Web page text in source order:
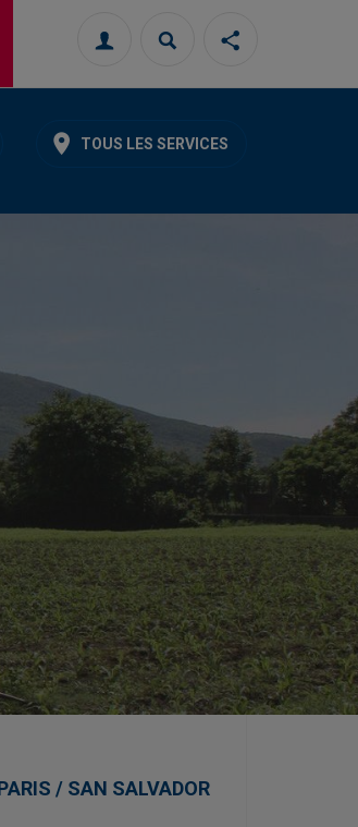
Connexion Rechercher
page
TOUS LES SERVICES
/ SAN SALVADOR